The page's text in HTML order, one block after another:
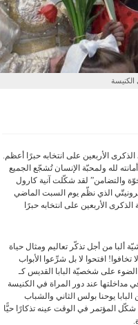
الكنيسة
الأربعين على انتخابه حبرًا أعظم.
لله ولمحبّة الإنسان تُشجّع الجميع
والتضامن” لقد شكّلت آنية كارول
الذي نظّم يوم السبت الماضي
الأربعين على انتخابه حبرًا
ألبا من أجل تذكّر تعاليم ومثال حياة
افتحوا لا بل شرِّعوا الأبواب
على شخصيّة البابا القديس كـ
مداخلتها عند دور المراة في الكنيسة
يوحنا بولس الثاني والشباب
شكّل المؤتمر في الوقت عينه تذكارًا حيًّا